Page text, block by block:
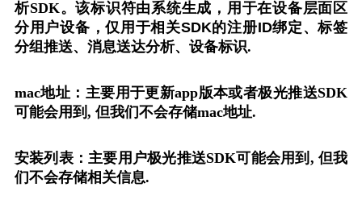
析SDK。该标识符由系统生成，用于在设备层面区
分用户设备，仅用于相关SDK的注册ID绑定、标签
分组推送、消息送达分析、设备标识.
mac地址：主要用于更新app版本或者极光推送SDK
可能会用到 , 但我们不会存储mac地址.
安装列表：主要用户极光推送SDK可能会用到 , 但我
们不会存储相关信息.